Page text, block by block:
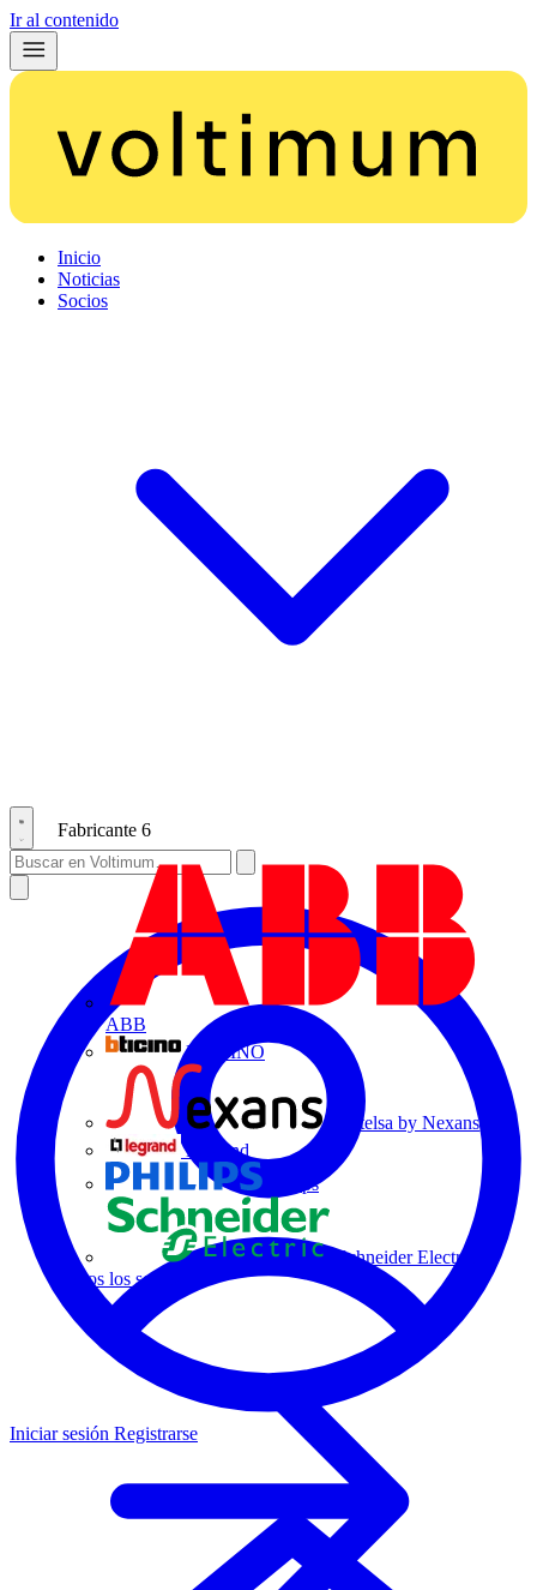
Ir al contenido
Inicio
Noticias
Socios
Fabricante 6
ABB
BTICINO
Centelsa by Nexans
Legrand
Philips
Schneider Electric
Todos los socios
Iniciar sesión Registrarse